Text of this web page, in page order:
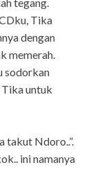
Tika
dengan
memerah.
sodorkan
Tika untuk
takut Ndoro..”.
ini namanya